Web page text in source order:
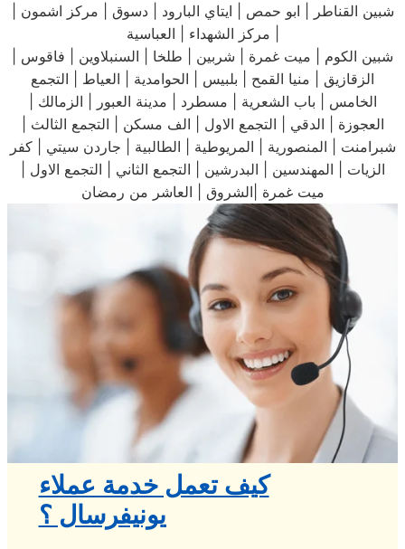
شبين القناطر | ابو حمص | ايتاي البارود | دسوق | مركز اشمون |
شبين الكوم | ميت غمرة | شربين | طلخا | السنبلاوين | فاقوس |
الزقازيق | منيا القمح | بلبيس | الحوامدية | العياط | التجمع
الخامس | باب الشعرية | مسطرد | مدينة العبور | الزمالك |
العجوزة | الدقي | التجمع الاول | الف مسكن | التجمع الثالث |
شبرامنت | المنصورية | المريوطية | الطالبية | جاردن سيتي | كفر
الزيات | المهندسين | البدرشين | التجمع الثاني | التجمع الاول |
ميت غمرة |الشروق | العاشر من رمضان
كيف تعمل خدمة عملاء
يونيفرسال ؟